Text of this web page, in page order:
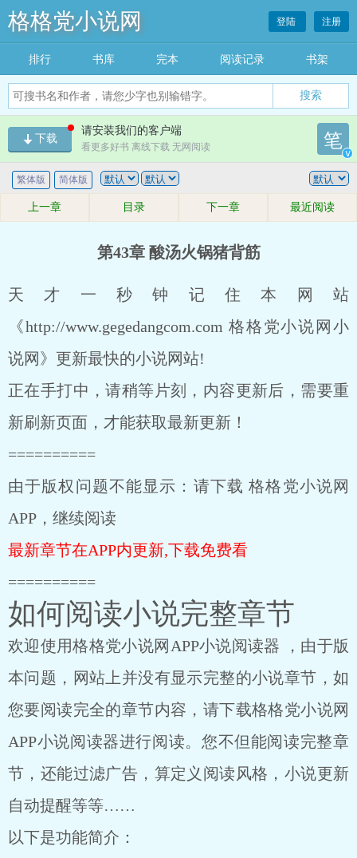
格格党小说网
搜索
登陆 注册
排行 书库 完本 阅读记录 书架
下载
请安装我们的客户端
看更多好书 离线下载 无网阅读 笔
v
繁体版 简体版
第43章 酸汤火锅猪背筋
上一章 目录 下一章 最近阅读
天才一秒钟记住本网站
《http://www.gegedangcom.com 格格党小说网小
说网》更新最快的小说网站!
正在手打中，请稍等片刻，内容更新后，需要重
新刷新页面，才能获取最新更新！
==========
由于版权问题不能显示：请下载 格格党小说网
APP，继续阅读
最新章节在APP内更新,下载免费看
==========
如何阅读小说完整章节
欢迎使用格格党小说网APP小说阅读器 ，由于版
本问题，网站上并没有显示完整的小说章节，如
您要阅读完全的章节内容，请下载格格党小说网
APP小说阅读器进行阅读。您不但能阅读完整章
节，还能过滤广告，算定义阅读风格，小说更新
自动提醒等等……
以下是功能简介：